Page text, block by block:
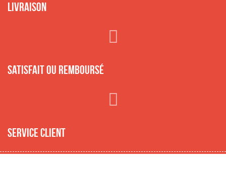
Livraison
Satisfait ou remboursé
Service client